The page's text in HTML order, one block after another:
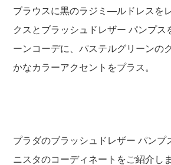
ブラウスに黒のラジミ―ルドレスを
クスとブラッシュドレザー パンプス
ーンコーデに、パステルグリーンの
かなカラーアクセントをプラス。
プラダのブラッシュドレザー パンプ
ニスタのコーディネートをご紹介し